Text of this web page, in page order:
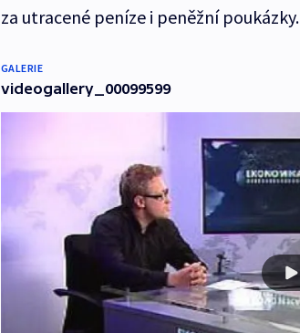
za utracené peníze i peněžní poukázky.
GALERIE
videogallery_00099599